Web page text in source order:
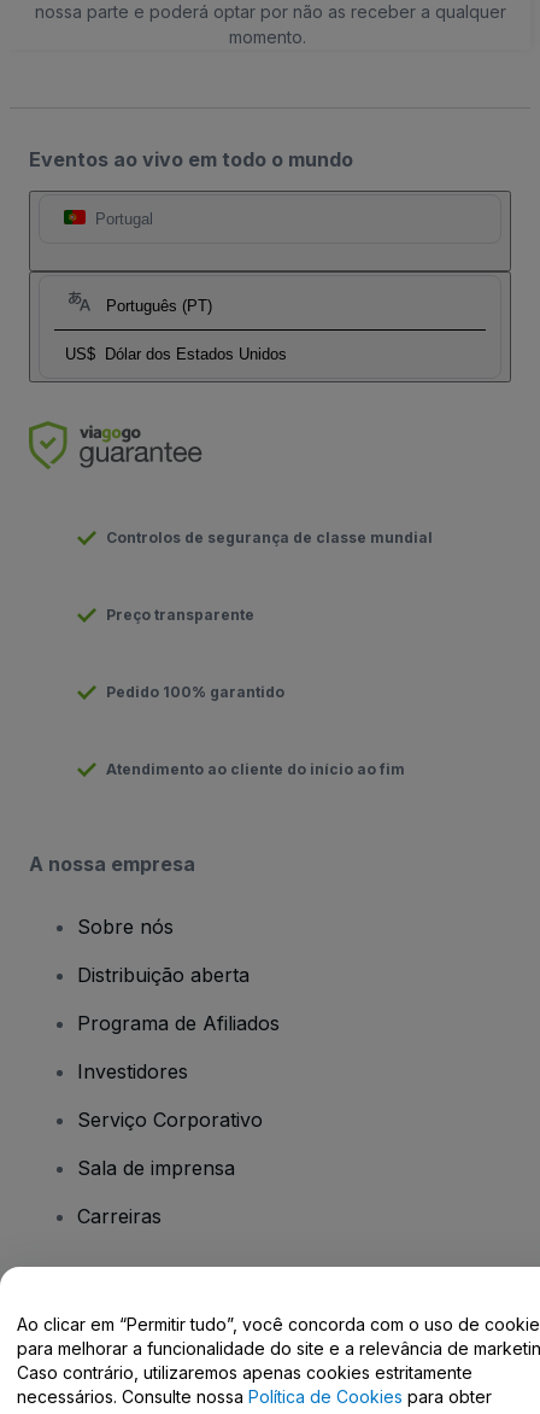
nossa parte e poderá optar por não as receber a qualquer
momento.
Eventos ao vivo em todo o mundo
Portugal
Português (PT)
US$ Dólar dos Estados Unidos
Controlos de segurança de classe mundial
Preço transparente
Pedido 100% garantido
Atendimento ao cliente do início ao fim
A nossa empresa
Sobre nós
Distribuição aberta
Programa de Afiliados
Investidores
Serviço Corporativo
Sala de imprensa
Carreiras
Centro de Ajuda / Fale Conosco
Ao clicar em “Permitir tudo”, você concorda com o uso de
para melhorar a funcionalidade do site e a relevância de
Caso contrário, utilizaremos apenas cookies estritamente
necessários. Consulte nossa Política de Cookies para obter